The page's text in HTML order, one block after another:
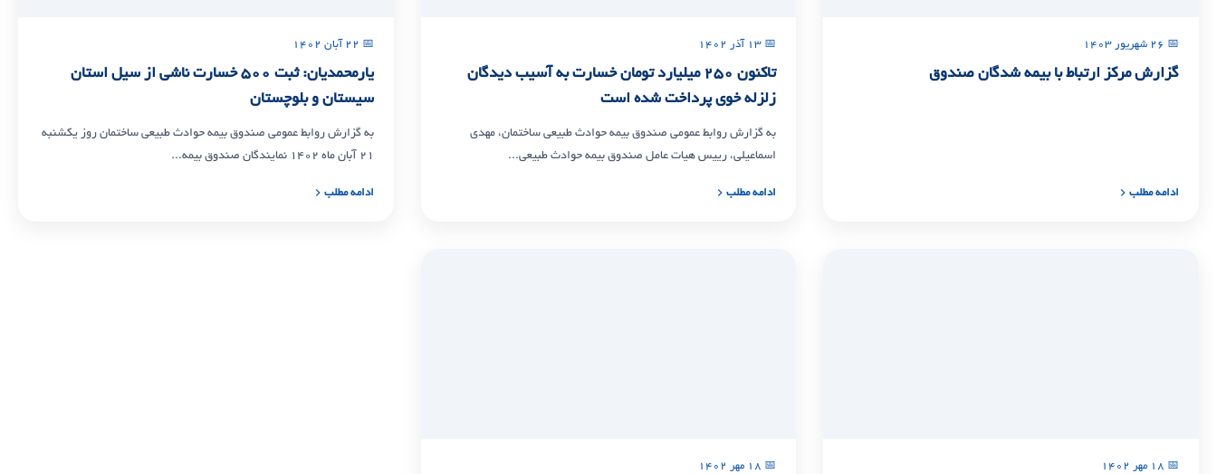
📅 ۲۶ شهریور ۱۴۰۳
گزارش مرکز ارتباط با بیمه شدگان صندوق
ادامه مطلب
📅 ۱۳ آذر ۱۴۰۲
تاکنون ۲۵۰ میلیارد تومان خسارت به آسیب دیدگان
زلزله خوی پرداخت شده است
به گزارش روابط عمومی صندوق بیمه حوادث طبیعی ساختمان، مهدی
اسماعیلی، رییس هیات عامل صندوق بیمه حوادث طبیعی...
ادامه مطلب
📅 ۲۲ آبان ۱۴۰۲
یارمحمدیان: ثبت ۵۰۰ خسارت ناشی از سیل استان
سیستان و بلوچستان
به گزارش روابط عمومی صندوق بیمه حوادث طبیعی ساختمان روز یکشنبه
۲۱ آبان ماه ۱۴۰۲ نمایندگان صندوق بیمه...
ادامه مطلب
📅 ۱۸ مهر ۱۴۰۲ 📅 ۱۸ مهر ۱۴۰۲